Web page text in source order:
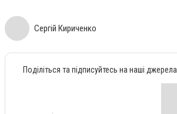
Сергій Кириченко
Поділіться та підписуйтесь на наші джерела